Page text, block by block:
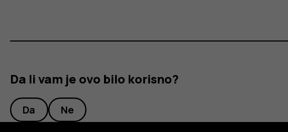
Da li vam je ovo bilo korisno?
Da Ne